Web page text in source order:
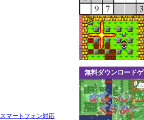
スマートフォン対応
無料ダウンロード